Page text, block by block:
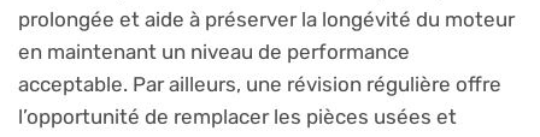
prolongée et aide à préserver la longévité du moteur
en maintenant un niveau de performance
acceptable. Par ailleurs, une révision régulière offre
l’opportunité de remplacer les pièces usées et